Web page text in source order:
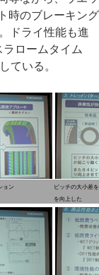
時のブレーキング
ドライ性能も進
ロームタイム
ている。
ョン
ピッチの大小差
を向上した